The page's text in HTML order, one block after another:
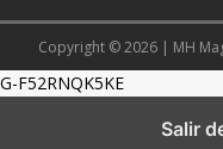
Copyright © 2026 | MH
G-F52RNQK5KE
Salir